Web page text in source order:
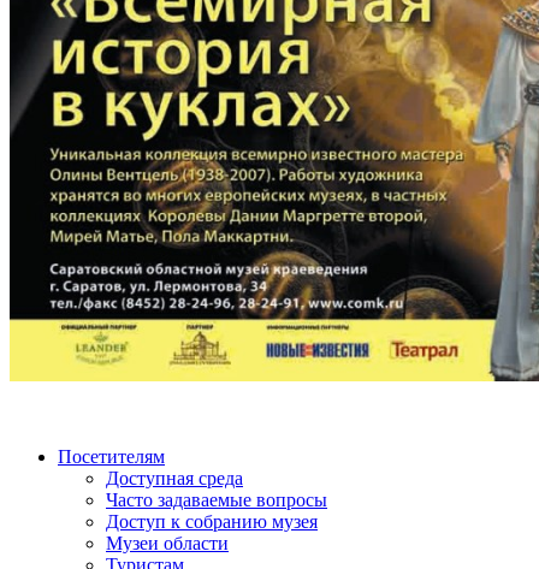
Посетителям
Доступная среда
Часто задаваемые вопросы
Доступ к собранию музея
Музеи области
Туристам